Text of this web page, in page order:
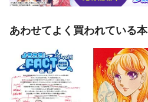
あわせてよく買われている本